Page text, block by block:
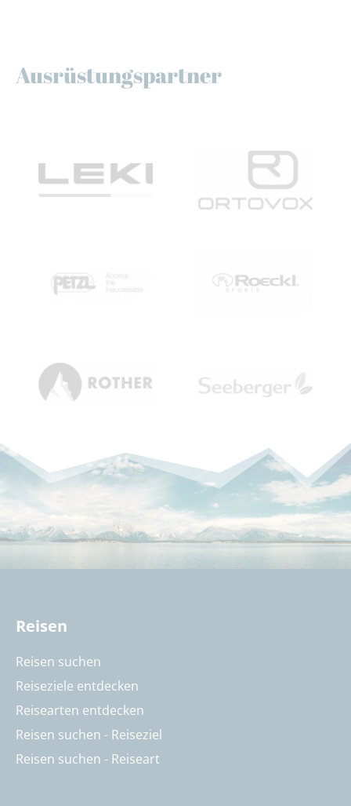
Ausrüstungspartner
Reisen
Reisen suchen
Reiseziele entdecken
Reisearten entdecken
Reisen suchen - Reiseziel
Reisen suchen - Reiseart